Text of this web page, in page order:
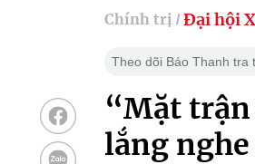
Chính trị / Đại hội
Theo dõi Báo Thanh tra
“Mặt trận
lắng